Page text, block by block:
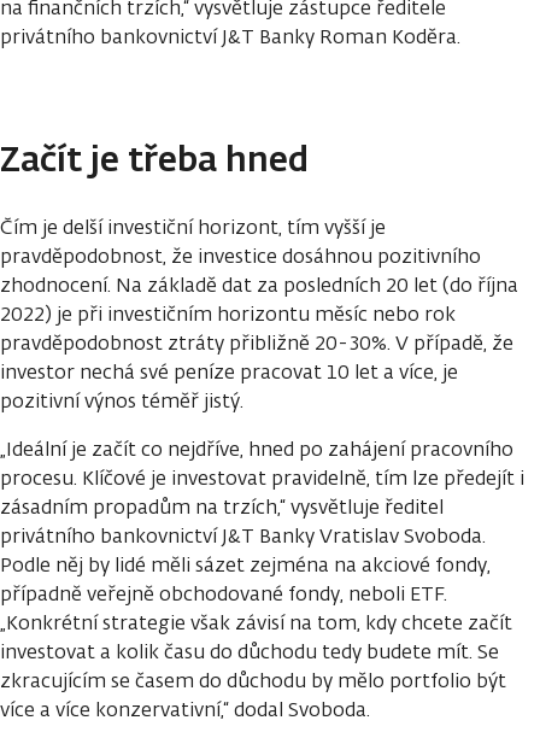
na finančních trzích,“ vysvětluje zástupce ředitele
privátního bankovnictví J&T Banky Roman Koděra.
Začít je třeba hned
Čím je delší investiční horizont, tím vyšší je
pravděpodobnost, že investice dosáhnou pozitivního
zhodnocení. Na základě dat za posledních 20 let (do října
2022) je při investičním horizontu měsíc nebo rok
pravděpodobnost ztráty přibližně 20-30%. V případě, že
investor nechá své peníze pracovat 10 let a více, je
pozitivní výnos téměř jistý.
„Ideální je začít co nejdříve, hned po zahájení pracovního
procesu. Klíčové je investovat pravidelně, tím lze předejít i
zásadním propadům na trzích,“ vysvětluje ředitel
privátního bankovnictví J&T Banky Vratislav Svoboda.
Podle něj by lidé měli sázet zejména na akciové fondy,
případně veřejně obchodované fondy, neboli ETF.
„Konkrétní strategie však závisí na tom, kdy chcete začít
investovat a kolik času do důchodu tedy budete mít. Se
zkracujícím se časem do důchodu by mělo portfolio být
více a více konzervativní,“ dodal Svoboda.